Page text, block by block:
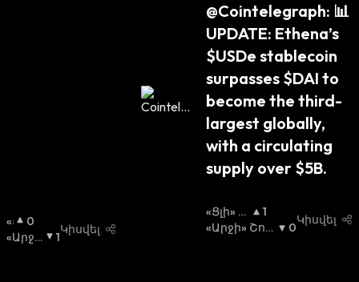
«Ց
Լ
0
«Արջ
1
Կիսվել
@Cointelegraph: 📊
UPDATE: Ethena’s
$USDe stablecoin
surpasses $DAI to
become the third-
largest globally,
with a circulating
supply over $5B.
«Ցլի» Շ
Ուկա:
1
«Արջի» Շու
0
Կիսվել